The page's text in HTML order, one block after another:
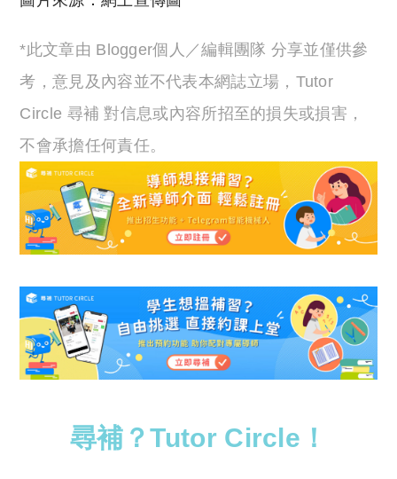
*此文章由 Blogger個人／編輯團隊 分享並僅供參
考，意見及內容並不代表本網誌立場，Tutor
Circle 尋補 對信息或內容所招至的損失或損害，
不會承擔任何責任。
尋補？Tutor Circle！